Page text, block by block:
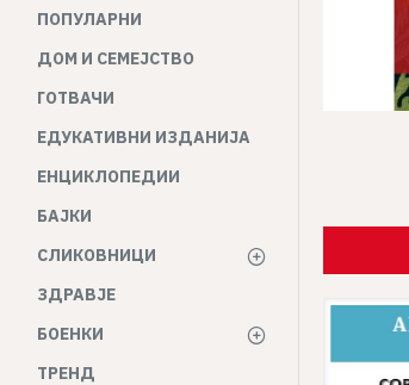
ПОПУЛАРНИ
ДОМ И СЕМЕЈСТВО
ГОТВАЧИ
ЕДУКАТИВНИ ИЗДАНИЈА
ЕНЦИКЛОПЕДИИ
БАЈКИ
СЛИКОВНИЦИ
ЗДРАВЈЕ
БОЕНКИ
ТРЕНД